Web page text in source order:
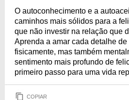
O autoconhecimento e a
caminhos mais sólidos para a
que não investir na relação que
Aprenda a amar cada detalhe
fisicamente, mas também
sentimento mais profundo de
primeiro passo para uma vida
COPIAR